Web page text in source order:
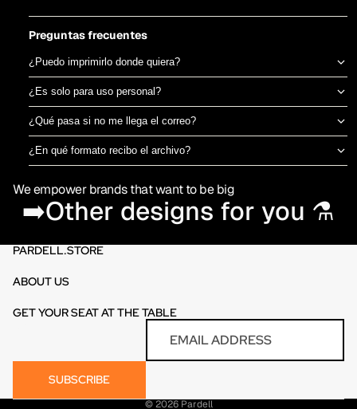
Preguntas frecuentes
¿Puedo imprimirlo donde quiera?
Sí, el archivo es tuyo para imprimir en el taller de DTF o sublimación
que prefieras. No estamos ligados a una imprenta específica.
¿Es solo para uso personal?
Puedes usarlo para camisetas propias o para vender productos
físicos ya impresos. No está permitido revender o redistribuir el
archivo digital en sí.
¿Qué pasa si no me llega el correo?
Revisa spam o promociones primero. Si aún así no aparece en 30
minutos, escríbenos por el chat de la tienda y te lo reenviamos al
¿En qué formato recibo el archivo?
directamente en DTF o sublimación.
We empower brands that want to be big
➡️Other designs for you ⚗️
PARDELL.STORE
ABOUT US
GET YOUR SEAT AT THE TABLE
SUBSCRIBE
© 2026 Pardell
Refund policy
Terms of service
Contact information